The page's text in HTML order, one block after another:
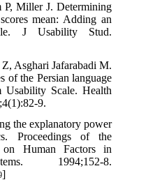
Miller J. Determining
mean: Adding an
J Usability Stud.
Asghari Jafarabadi M.
of the Persian language
Usability Scale. Health
9.
the explanatory power
Proceedings of the
on Human Factors in
1994;152-8.
]